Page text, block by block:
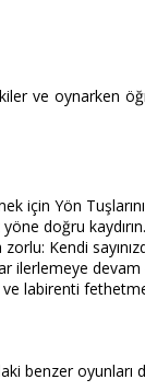
ve oynarken
için Yön Tuşlarını
doğru kaydırın.
Kendi
ilerlemeye devam
labirenti
benzer oyunları